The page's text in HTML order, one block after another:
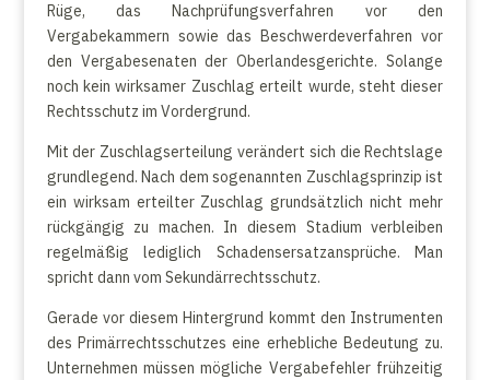
Rüge, das Nachprüfungsverfahren vor den
Vergabekammern sowie das Beschwerdeverfahren vor
den Vergabesenaten der Oberlandesgerichte. Solange
noch kein wirksamer Zuschlag erteilt wurde, steht dieser
Rechtsschutz im Vordergrund.
Mit der Zuschlagserteilung verändert sich die Rechtslage
grundlegend. Nach dem sogenannten Zuschlagsprinzip ist
ein wirksam erteilter Zuschlag grundsätzlich nicht mehr
rückgängig zu machen. In diesem Stadium verbleiben
regelmäßig lediglich Schadensersatzansprüche. Man
spricht dann vom Sekundärrechtsschutz.
Gerade vor diesem Hintergrund kommt den Instrumenten
des Primärrechtsschutzes eine erhebliche Bedeutung zu.
Unternehmen müssen mögliche Vergabefehler frühzeitig